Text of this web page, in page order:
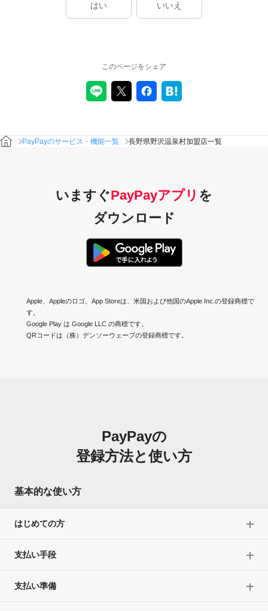
はい いいえ
このページをシェア
PayPayのサービス・機能一覧 長野県野沢温泉村加盟店一覧
いますぐPayPayアプリ を
ダウンロード
Apple、Appleのロゴ、App Storeは、米国および他国のApple Inc.の登録商標で
す。
Google Play は Google LLC の商標です。
QRコードは（株）デンソーウェーブの登録商標です。
PayPayの
登録方法と使い方
基本的な使い方
はじめての方
支払い手段
支払い準備